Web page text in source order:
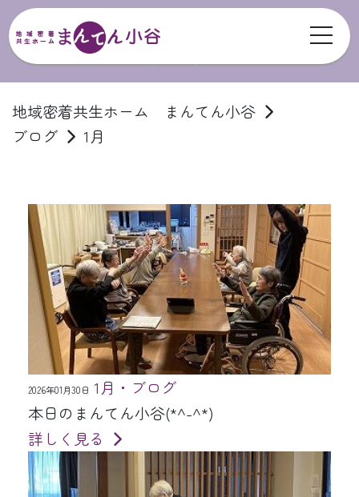
地域密着共生ホーム まんてん小谷
ブログ
1月
2026年01月30日 1月・ブログ
本日のまんてん小谷(*^-^*)
詳しく見る